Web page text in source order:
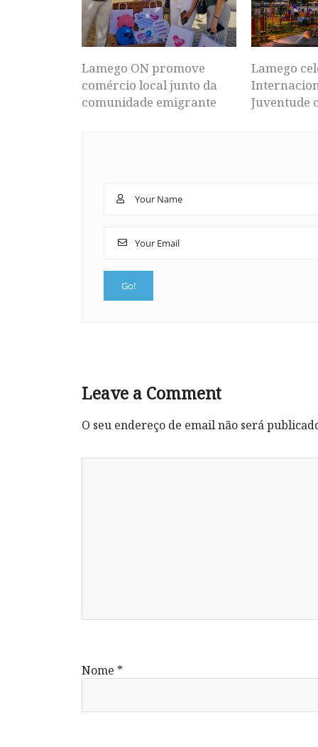
Lamego ON promove
comércio local junto da
comunidade emigrante
Lamego
Juventude
Leave a Comment
O seu endereço de email não será
Nome *